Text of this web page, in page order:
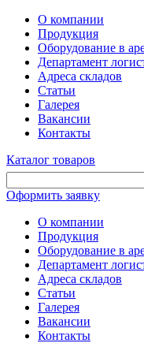
О компании
Продукция
Оборудование в
Департамент
Адреса складов
Статьи
Галерея
Вакансии
Контакты
Каталог товаров
Оформить заявку
О компании
Продукция
Оборудование в
Департамент
Адреса складов
Статьи
Галерея
Вакансии
Контакты